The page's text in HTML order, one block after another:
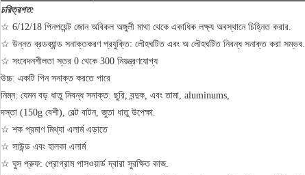
চরিত্রগত:
☆ 6/12/18 পিনপয়েন্ট জোন অবিকল অঙ্গুলী মাথা থেকে একাধিক লক্ষ্য অবস্থানে চিহ্নিত করার.
☆ উন্নত ব্রডব্যান্ড সনাক্তকরণ প্রযুক্তি: লৌহঘটিত এবং অ লৌহঘটিত নিবন্ধ সনাক্ত করা সম্ভব.
☆ সংবেদনশীলতা স্তর 0 থেকে 300 নিয়ন্ত্রণযোগ্য
উচ্চ: একটি পিন সনাক্ত করতে পারে
নিম্ন: যেমন বড় ধাতু নিবন্ধ সনাক্ত: ছুরি, বন্দুক, এবং তামা, aluminums,
দস্তা (150g বেশী), বেল্ট বাটন, জুতা ধাতু উপেক্ষা.
☆ শক প্রমাণ মিথ্যা এলার্ম এড়াতে
☆ সাউন্ড এবং হালকা এলার্ম
☆ ঘুস প্রুফ: প্রোগ্রাম পাসওয়ার্ড দ্বারা সুরক্ষিত কাজ.